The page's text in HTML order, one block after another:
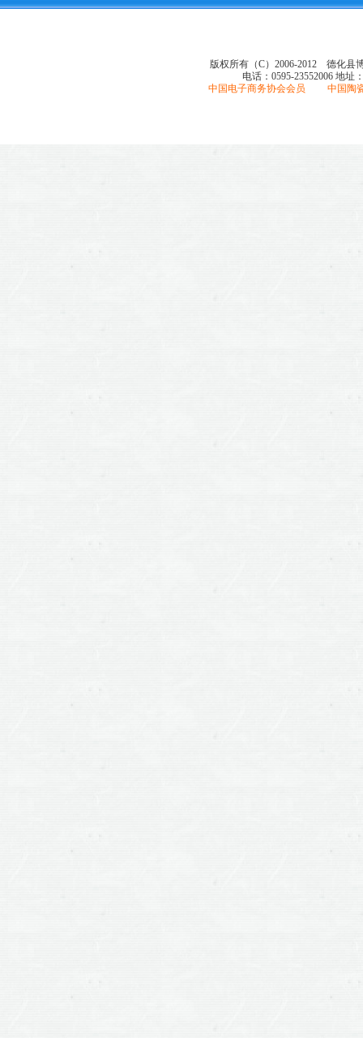
版权所有（C）2006-2012 德化县
电话：0595-23552006 地址
中国电子商务协会会员 中国陶